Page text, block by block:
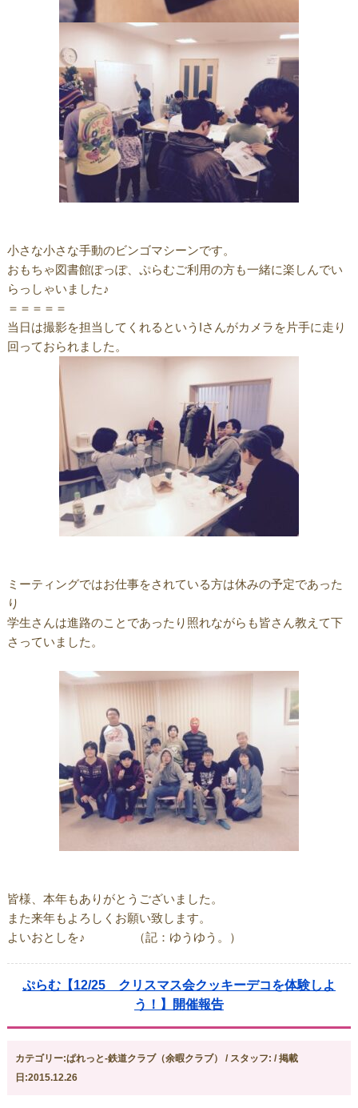
小さな小さな手動のビンゴマシーンです。
おもちゃ図書館ぽっぽ、ぷらむご利用の方も一緒に楽しんでい
らっしゃいました♪
＝＝＝＝＝
当日は撮影を担当してくれるというIさんがカメラを片手に走り
回っておられました。
ミーティングではお仕事をされている方は休みの予定であった
り
学生さんは進路のことであったり照れながらも皆さん教えて下
さっていました。
皆様、本年もありがとうございました。
また来年もよろしくお願い致します。
よいおとしを♪ （記：ゆうゆう。）
ぷらむ【12/25 クリスマス会クッキーデコを体験しよ
う！】開催報告
カテゴリー:ぱれっと-鉄道クラブ（余暇クラブ） / スタッフ: / 掲載
日:2015.12.26